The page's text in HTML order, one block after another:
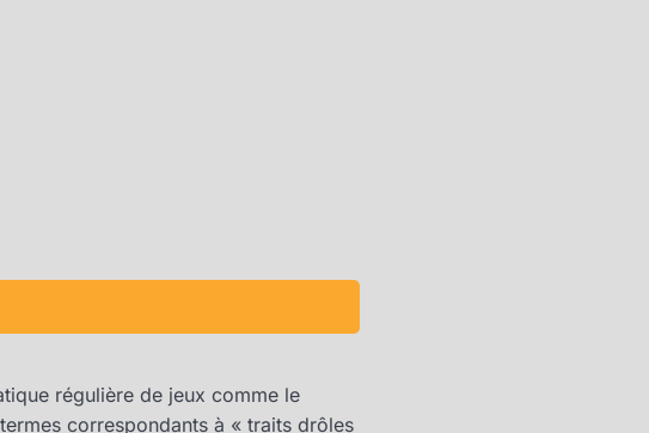
régulière de jeux comme le
correspondants à « traits drôles